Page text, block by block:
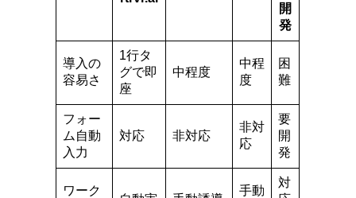
開
発
導入の
容易さ
1行タ
グで即
座
中程度
中程
度
困
難
フォー
ム自動
入力
対応 非対応
非対
応
要
開
発
ワーク
手動
対